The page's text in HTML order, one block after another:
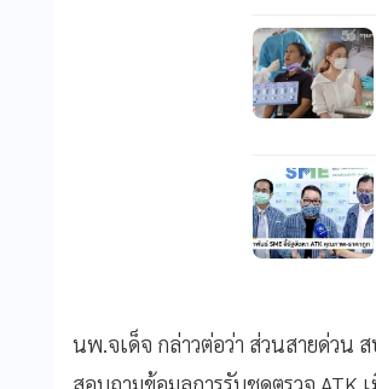
นพ.จเด็จ กล่าวต่อว่า ส่วนสายด่วน
สอบถามข้อมูลการรับชุดตรวจ